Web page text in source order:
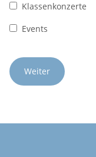
Klassenkonzerte
Events